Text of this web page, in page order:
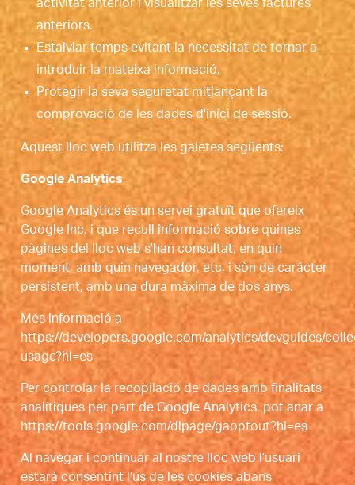
activitat anterior i visualitzar les seves factures
anteriors.
Estalviar temps evitant la necessitat de tornar a
introduir la mateixa informació.
Protegir la seva seguretat mitjançant la
comprovació de les dades d'inici de sessió.
Aquest lloc web utilitza les galetes següents:
Google Analytics
Google Analytics és un servei gratuït que ofereix
Google Inc. i que recull informació sobre quines
pàgines del lloc web s'han consultat, en quin
moment, amb quin navegador, etc, i sòn de carácter
persistent, amb una dura màxima de dos anys.
Més informació a
https://developers.google.com/analytics/devguides/
usage?hl=es
Per controlar la recopilació de dades amb finalitats
analítiques per part de Google Analytics, pot anar a
https://tools.google.com/dlpage/gaoptout?hl=es
Al navegar i continuar al nostre lloc web l’usuari
estarà consentint l'ús de les cookies abans